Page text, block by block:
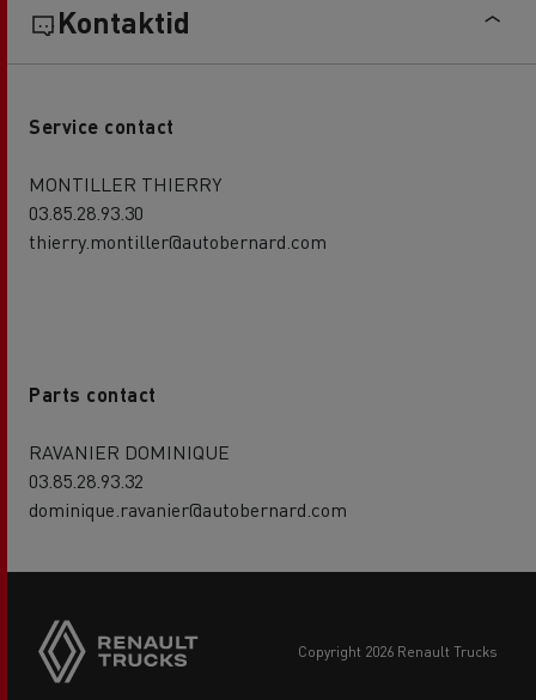
Kontaktid
Service contact
MONTILLER THIERRY
03.85.28.93.30
thierry.montiller@autobernard.com
Parts contact
RAVANIER DOMINIQUE
03.85.28.93.32
dominique.ravanier@autobernard.com
copyright 2026 Renault Trucks